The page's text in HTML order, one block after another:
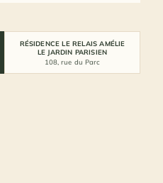
RÉSIDENCE LE RELAIS AMÉLIE
LE JARDIN PARISIEN
108, rue du Parc